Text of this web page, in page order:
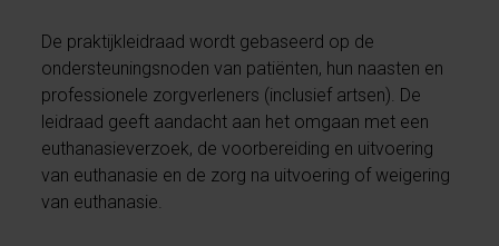
De praktijkleidraad wordt gebaseerd op de
ondersteuningsnoden van patiënten, hun naasten en
professionele zorgverleners (inclusief artsen). De
leidraad geeft aandacht aan het omgaan met een
euthanasieverzoek, de voorbereiding en uitvoering
van euthanasie en de zorg na uitvoering of weigering
van euthanasie.